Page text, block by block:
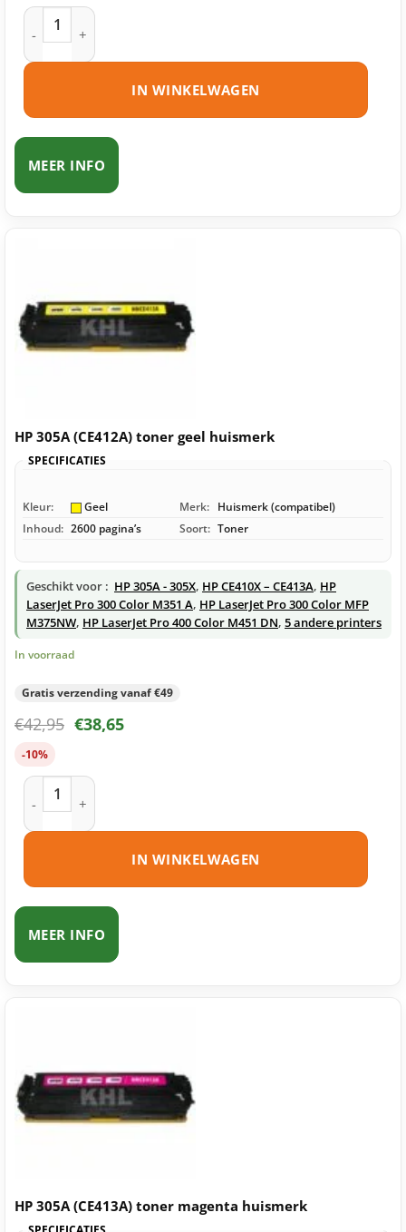
HP 305A (CE411A) toner cyaan huismerk aantal
IN WINKELWAGEN
MEER INFO
HP 305A (CE412A) toner geel huismerk
SPECIFICATIES
Kleur: Geel Merk: Huismerk (compatibel)
Inhoud: 2600 pagina’s Soort: Toner
Geschikt voor : HP 305A - 305X, HP CE410X – CE413A, HP
LaserJet Pro 300 Color M351 A, HP LaserJet Pro 300 Color MFP
M375NW, HP LaserJet Pro 400 Color M451 DN, 5 andere printers
In voorraad
Gratis verzending vanaf €49
€42,95 €38,65
-10%
HP 305A (CE412A) toner geel huismerk aantal
IN WINKELWAGEN
MEER INFO
HP 305A (CE413A) toner magenta huismerk